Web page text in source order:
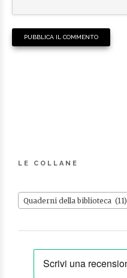
LE COLLANE
Quaderni della biblioteca (11)